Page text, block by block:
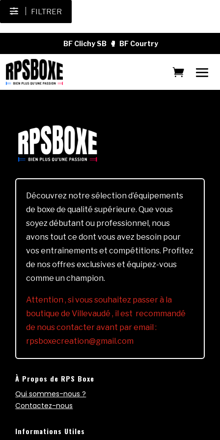
FILTRER
BF Clichy SB 🥊 BF Courtry
Découvrez notre sélection d’équipements
de boxe de qualité supérieure. Que vous
soyez débutant ou professionnel, nous
avons tout ce dont vous avez besoin pour
vos entraînements et compétitions. Profitez
de nos offres exclusives et équipez-vous
comme un champion.
Attention , si vous souhaitez passer à la
boutique de Villevaudé , il est recommandé
de nous contacter avant par email :
rpsboxecreation@gmail.com
À Propos de RPS Boxe
Qui sommes-nous ?
Contactez-nous
Informations Utiles